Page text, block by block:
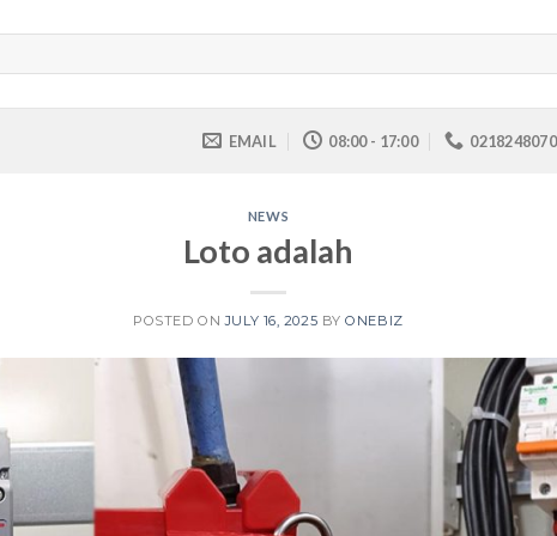
EMAIL 08:00 - 17:00
NEWS
Loto adalah
POSTED ONJULY 16, 2025 BYONEBIZ